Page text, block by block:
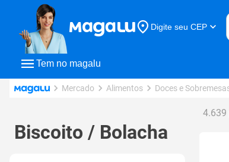
Tem no magalu
Digite seu CEP
Mercado Alimentos Doces e
Biscoito / Bolacha
4.639